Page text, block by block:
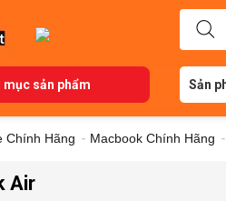
mục sản phẩm Sản
Chính Hãng - Macbook Chính Hãng -
Air